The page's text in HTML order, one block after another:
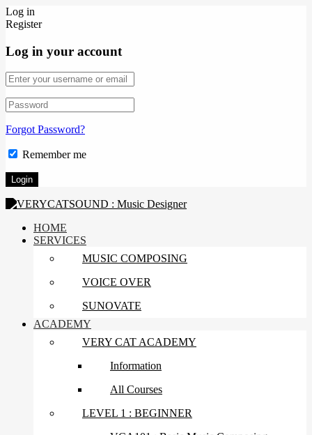
Log in
Register
Log in your account
Forgot Password?
Remember me
HOME
SERVICES
MUSIC COMPOSING
VOICE OVER
SUNOVATE
ACADEMY
VERY CAT ACADEMY
Information
All Courses
LEVEL 1 : BEGINNER